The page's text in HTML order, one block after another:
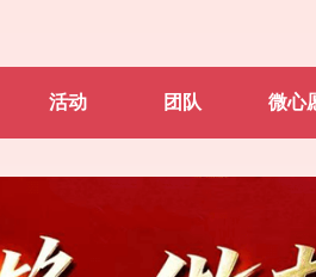
活动 团队 微心